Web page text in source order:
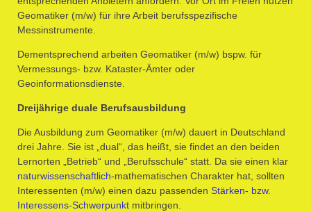
Geomatiker (m/w) für ihre Arbeit berufsspezifische
Messinstrumente.
Dementsprechend arbeiten Geomatiker (m/w) bspw. für
Vermessungs- bzw. Kataster-Ämter oder
Geoinformationsdienste.
Dreijährige duale Berufsausbildung
Die Ausbildung zum Geomatiker (m/w) dauert in Deutschland
drei Jahre. Sie ist „dual“, das heißt, sie findet an den beiden
Lernorten „Betrieb“ und „Berufsschule“ statt. Da sie einen klar
naturwissenschaftlich-mathematischen Charakter hat, sollten
Interessenten (m/w) einen dazu passenden Stärken- bzw.
Interessens-Schwerpunkt mitbringen.